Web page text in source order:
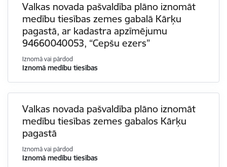
Valkas novada pašvaldība plāno iznomāt
medību tiesības zemes gabalā Kārķu
pagastā, ar kadastra apzīmējumu
94660040053, “Cepšu ezers”
Iznomā vai pārdod
Iznomā medību tiesības
Valkas novada pašvaldība plāno iznomāt
medību tiesības zemes gabalos Kārķu
pagastā
Iznomā vai pārdod
Iznomā medību tiesības